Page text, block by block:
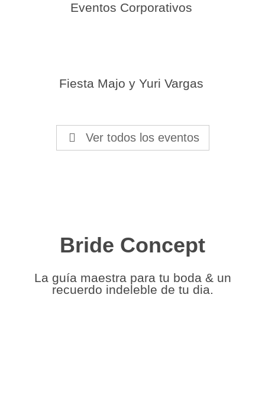
Eventos Corporativos
Fiesta Majo y Yuri Vargas
Ver todos los eventos
Bride Concept
La guía maestra para tu boda & un
recuerdo indeleble de tu dia.